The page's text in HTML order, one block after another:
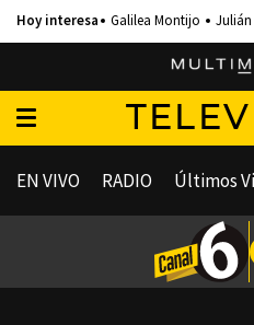
Galilea Montijo Julián
EN VIVO RADIO Últimos